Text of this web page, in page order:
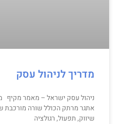
מדריך לניהול עסק
ניהול עסק ישראל – מאמר מקיף
אתגר מרתק הכולל שורה מורכבת
שיווק, תפעול, רגולציה